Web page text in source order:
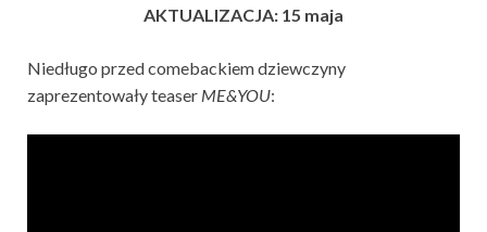
AKTUALIZACJA: 15 maja
Niedługo przed comebackiem dziewczyny
zaprezentowały teaser ME&YOU: